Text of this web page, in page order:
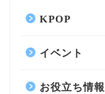
KPOP
イベント
お役立ち情報